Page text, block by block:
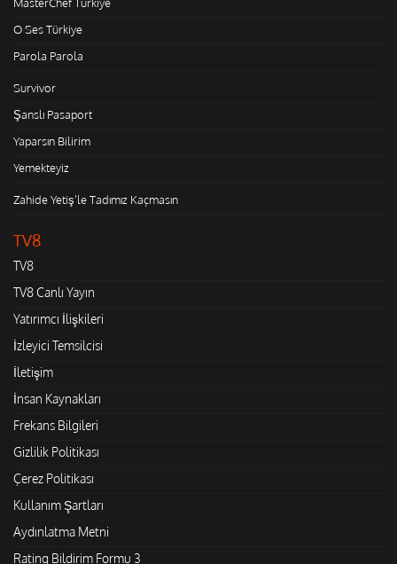
O Ses Türkiye
Parola Parola
Survivor
Şanslı Pasaport
Yaparsın Bilirim
Yemekteyiz
Zahide Yetiş'le Tadımız Kaçmasın
TV8
TV8
TV8 Canlı Yayın
Yatırımcı İlişkileri
İzleyici Temsilcisi
İletişim
İnsan Kaynakları
Frekans Bilgileri
Gizlilik Politikası
Çerez Politikası
Kullanım Şartları
Aydınlatma Metni
Rating Bildirim Formu 3